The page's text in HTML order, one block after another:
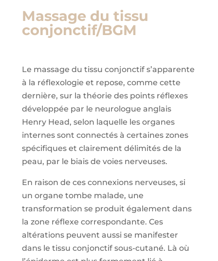
Massage du tissu
conjonctif/BGM
Le massage du tissu conjonctif s’apparente
à la réflexologie et repose, comme cette
dernière, sur la théorie des points réflexes
développée par le neurologue anglais
Henry Head, selon laquelle les organes
internes sont connectés à certaines zones
spécifiques et clairement délimités de la
peau, par le biais de voies nerveuses.
En raison de ces connexions nerveuses, si
un organe tombe malade, une
transformation se produit également dans
la zone réflexe correspondante. Ces
altérations peuvent aussi se manifester
dans le tissu conjonctif sous-cutané. Là où